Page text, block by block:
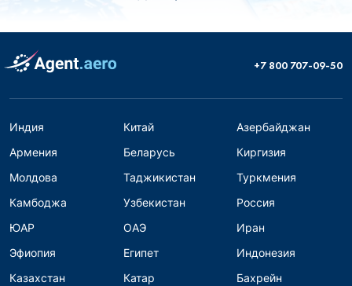
+7 800 707-09-50
Индия Китай
Азербайджан
Армения
Беларусь
Киргизия
Молдова
Таджикистан
Туркмения
Камбоджа
Узбекистан
Россия
ЮАР
ОАЭ
Иран
Эфиопия
Египет
Индонезия
Казахстан
Катар
Бахрейн